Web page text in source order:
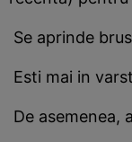
Se aprinde
Esti mai in
De asemenea,